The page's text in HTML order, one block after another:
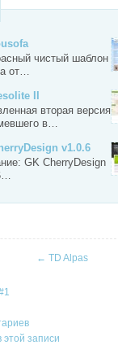
чистый шаблон
от…
II
вторая версия
в…
v1.0.6
GK CherryDesign
← TD Alpas
этой записи